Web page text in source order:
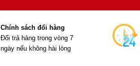
Chính sách đổi hàng
Đổi trả hàng trong vòng 7
ngày nếu không hài lòng